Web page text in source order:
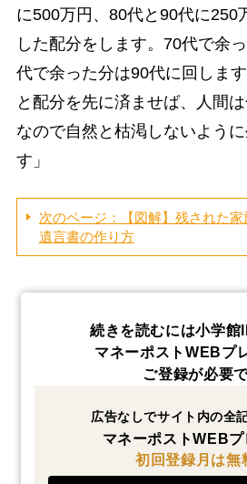
に500万円、80代と90代に250
した配分をします。70代で余
代で余った分は90代に回しま
と配分を先に済ませば、人間
なので自然と枯渇しないよう
す」
次のページ：【図解】残された
遺言書の作り方
続きを読むには小学館
マネーポストWEBプ
ご登録が必要
広告なしでサイト内の全
マネーポストWEBプ
初回登録月は無